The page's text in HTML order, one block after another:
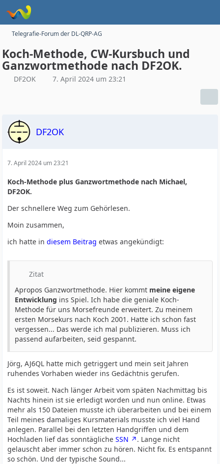
Telegrafie-Forum der DL-QRP-AG
Koch-Methode, CW-Kursbuch und
Ganzwortmethode nach DF2OK.
DF2OK 7. April 2024 um 23:21
DF2OK
7. April 2024 um 23:21
Koch-Methode plus Ganzwortmethode nach Michael,
DF2OK.
Der schnellere Weg zum Gehörlesen.
Moin zusammen,
ich hatte indiesem Beitrag etwas angekündigt:
Zitat
Apropos Ganzwortmethode. Hier kommt meine eigene
Entwicklung ins Spiel. Ich habe die geniale Koch-
Methode für uns Morsefreunde erweitert. Zu meinem
ersten Morsekurs nach Koch 2001. Hatte ich schon fast
vergessen... Das werde ich mal publizieren. Muss ich
passend aufarbeiten, seid gespannt.
Jörg, AJ6QL hatte mich getriggert und mein seit Jahren
ruhendes Vorhaben wieder ins Gedächtnis gerufen.
Es ist soweit. Nach länger Arbeit vom späten Nachmittag bis
Nachts hinein ist sie erledigt worden und nun online. Etwas
mehr als 150 Dateien musste ich überarbeiten und bei einem
Teil meines damaliges Kursmaterials musste ich viel Hand
anlegen. Parallel bei den letzten Handgriffen und dem
Hochladen lief das sonntäglicheSSN
. Lange nicht
gelauscht aber immer schon zu hören. Nicht fix. Es entspannt
so schön. Und der typische Sound...